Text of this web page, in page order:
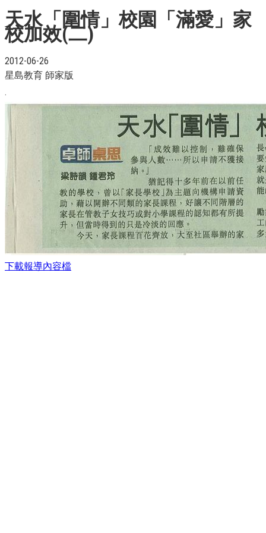
天水「圍情」校園「滿愛」家
校加效(二)
2012-06-26
星島教育 師家版
.
下載報導內容檔